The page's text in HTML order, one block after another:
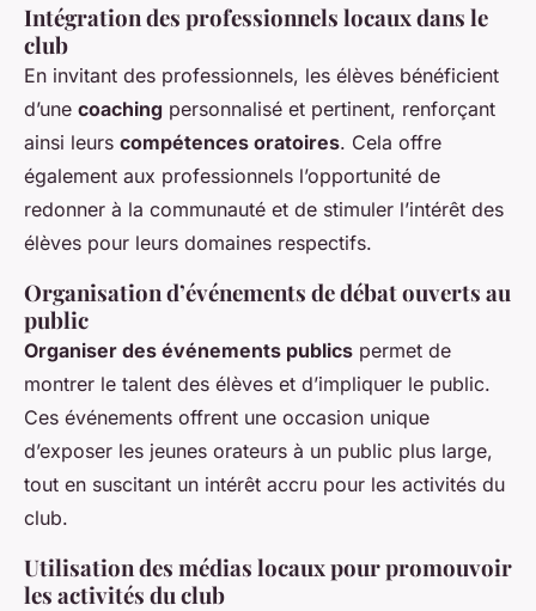
Intégration des professionnels locaux dans le
club
En invitant des professionnels, les élèves bénéficient
d’une coaching personnalisé et pertinent, renforçant
ainsi leurs compétences oratoires. Cela offre
également aux professionnels l’opportunité de
redonner à la communauté et de stimuler l’intérêt des
élèves pour leurs domaines respectifs.
Organisation d’événements de débat ouverts au
public
Organiser des événements publics permet de
montrer le talent des élèves et d’impliquer le public.
Ces événements offrent une occasion unique
d’exposer les jeunes orateurs à un public plus large,
tout en suscitant un intérêt accru pour les activités du
club.
Utilisation des médias locaux pour promouvoir
les activités du club